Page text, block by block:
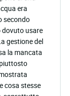
era
secondo
dovuto usare
gestione del
la mancata
cosa stesse